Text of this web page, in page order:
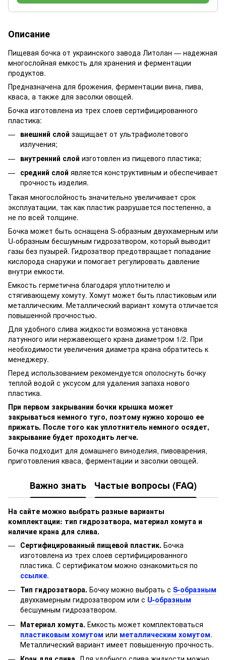
Описание
Пищевая бочка от украинского завода Литолан — надежная
многослойная емкость для хранения и ферментации
продуктов.
Предназначена для брожения, ферментации вина, пива,
кваса, а также для засолки овощей.
Бочка изготовлена из трех слоев сертифицированного
пластика:
внешний слой защищает от ультрафиолетового
излучения;
внутренний слой изготовлен из пищевого пластика;
средний слой является конструктивным и обеспечивает
прочность изделия.
Такая многослойность значительно увеличивает срок
эксплуатации, так как пластик разрушается постепенно, а
не по всей толщине.
Бочка может быть оснащена S-образным двухкамерным или
U-образным бесшумным гидрозатвором, который выводит
газы без пузырей. Гидрозатвор предотвращает попадание
кислорода снаружи и помогает регулировать давление
внутри емкости.
Емкость герметична благодаря уплотнителю и
стягивающему хомуту. Хомут может быть пластиковым или
металлическим. Металлический вариант хомута отличается
повышенной прочностью.
Для удобного слива жидкости возможна установка
латунного или нержавеющего крана диаметром 1/2. При
необходимости увеличения диаметра крана обратитесь к
менеджеру.
Перед использованием рекомендуется ополоснуть бочку
теплой водой с уксусом для удаления запаха нового
пластика.
При первом закрывании бочки крышка может
закрываться немного туго, поэтому нужно хорошо ее
прижать. После того как уплотнитель немного осядет,
закрывание будет проходить легче.
Бочка подходит для домашнего виноделия, пивоварения,
приготовления кваса, ферментации и засолки овощей.
Важно знать Частые вопросы (FAQ)
На сайте можно выбрать разные варианты
комплектации: тип гидрозатвора, материал хомута и
наличие крана для слива.
Сертифицированный пищевой пластик. Бочка
изготовлена из трех слоев сертифицированного
пластика. С сертификатом можно ознакомиться по
ссылке.
Тип гидрозатвора. Бочку можно выбрать с S-образным
двухкамерным гидрозатвором или с U-образным
бесшумным гидрозатвором.
Материал хомута. Емкость может комплектоваться
пластиковым хомутом или металлическим хомутом.
Металлический вариант имеет повышенную прочность.